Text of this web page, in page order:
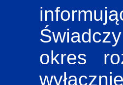
okres